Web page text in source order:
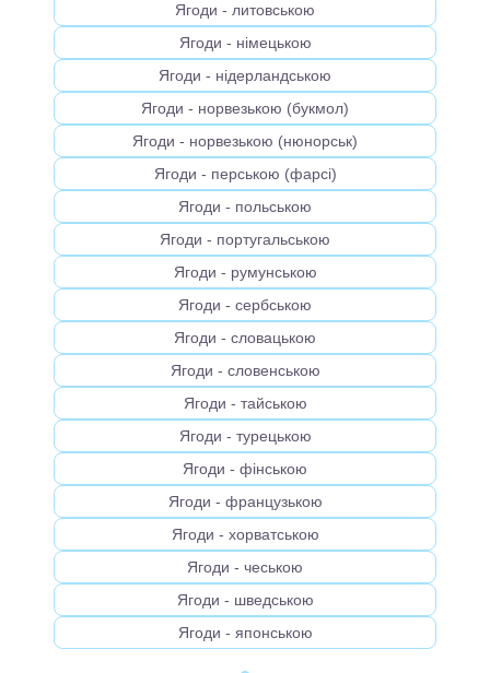
Ягоди - литовською
Ягоди - німецькою
Ягоди - нідерландською
Ягоди - норвезькою (букмол)
Ягоди - норвезькою (нюнорськ)
Ягоди - перською (фарсі)
Ягоди - польською
Ягоди - португальською
Ягоди - румунською
Ягоди - сербською
Ягоди - словацькою
Ягоди - словенською
Ягоди - тайською
Ягоди - турецькою
Ягоди - фінською
Ягоди - французькою
Ягоди - хорватською
Ягоди - чеською
Ягоди - шведською
Ягоди - японською